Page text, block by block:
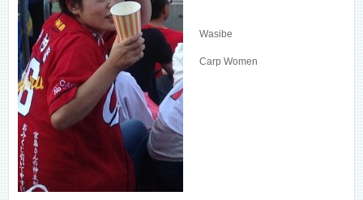
Wasibe
Carp Women